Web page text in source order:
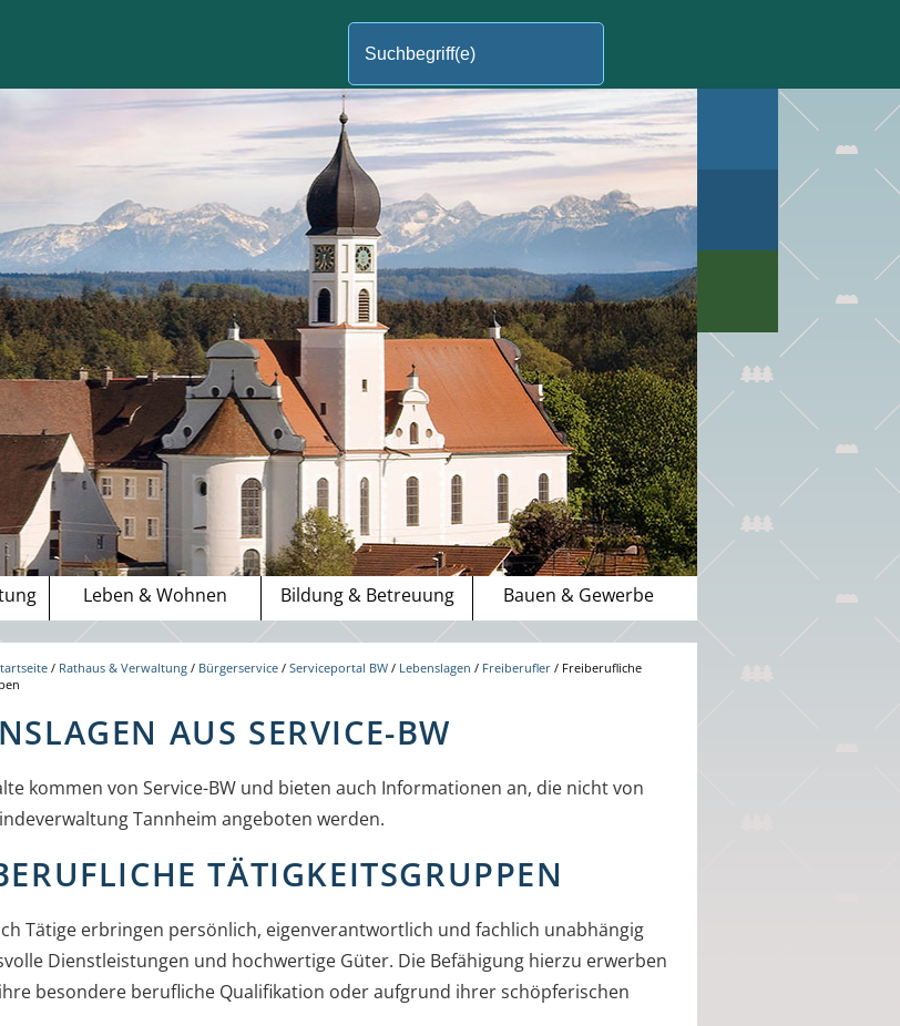
Leben & Wohnen Bildung & Betreuung Bauen & Gewerbe
/ Rathaus & Verwaltung / Bürgerservice /Serviceportal BW / Lebenslagen / Freiberufler / Freiberufliche
AUS SERVICE-BW
kommen von Service-BW und bieten auch Informationen an, die nicht von
Tannheim angeboten werden.
TÄTIGKEITSGRUPPEN
Tätige erbringen persönlich, eigenverantwortlich und fachlich unabhängig
Dienstleistungen und hochwertige Güter. Die Befähigung hierzu erwerben
besondere berufliche Qualifikation oder aufgrund ihrer schöpferischen